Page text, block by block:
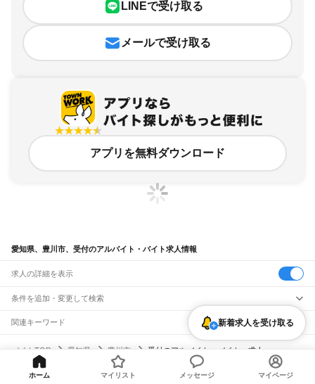
LINEで受け取る
メールで受け取る
アプリを無料ダウンロード
愛知県、豊川市、受付のアルバイト・バイト求人情報
求人の詳細を表示
条件を追加・変更して検索
市区町村を追加・変更
名古屋市
千種区
西区中村区中区 瑞穂区熱田区中川区 南区守山区
駅を追加・変更
JR中央本線(名古屋～塩尻)
職種を追加・変更
関連キーワード
愛知県 経営・事業企画・人事・事務 受付 受付事務
愛知県 経営・事業企画・人事・事務 豊山町
愛知県 豊川市 受付事務
愛知県 経営・事業企画・人事・事務 受付 tac
バイトTOP 愛知県 豊川市 受付のアルバイト・バイト・求人
新着求人を受け取る
ホーム マイリスト メッセージ マイページ